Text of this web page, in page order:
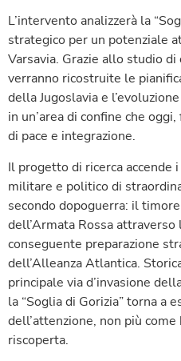
L’intervento analizzerà la
strategico per un potenziale
Varsavia. Grazie allo studio
verranno ricostruite le
della Jugoslavia e
in un’area di confine che
di pace e integrazione.
Il progetto di ricerca
militare e politico di
secondo dopoguerra: il
dell’Armata Rossa
conseguente preparazione
dell’Alleanza Atlantica.
principale via d’invasione
la “Soglia di Gorizia” torna a
dell’attenzione, non più
riscoperta.